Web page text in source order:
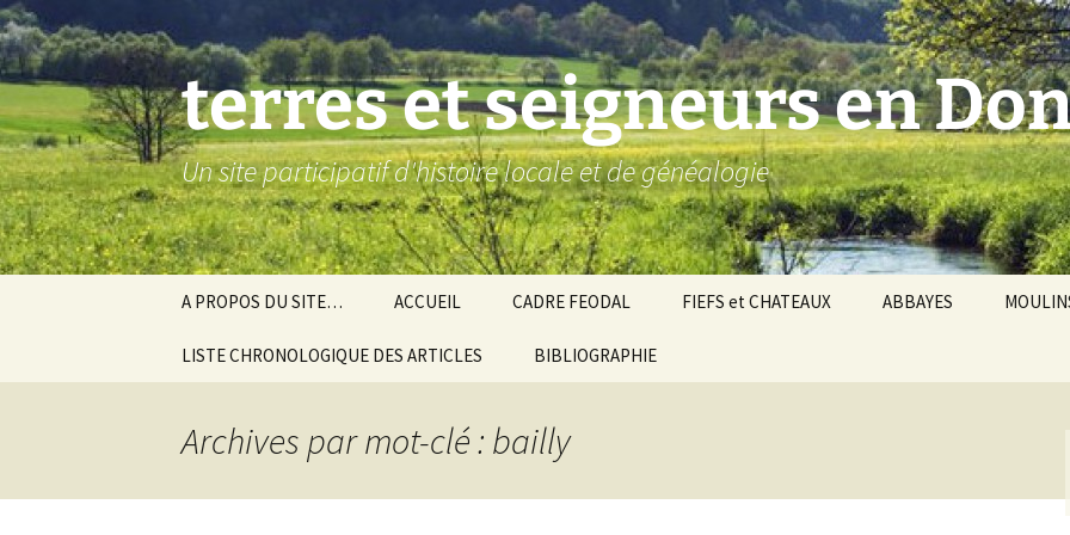
Aller
au
contenu
terres et seigneurs en
Un site participatif d'histoire locale et de généalogie
A PROPOS DU SITE… ACCUEIL CADRE FEODAL
Baronnie de Donzy
Comté-duché de Nevers
FIEFS et CHATEAUX ABBAYES
LISTE CHRONOLOGIQUE DES ARTICLES BIBLIOGRAPHIE
Archives par mot-clé : bailly